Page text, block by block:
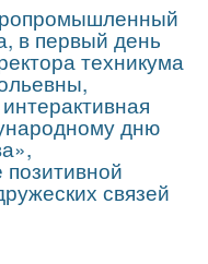
в первый день
техникума
дню
связей